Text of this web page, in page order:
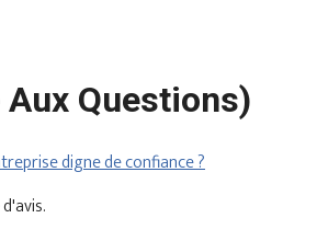
Aux Questions)
digne de confiance ?